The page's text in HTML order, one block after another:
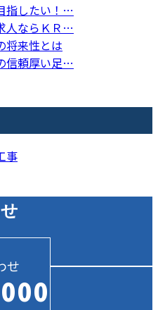
指したい！…
人ならＫＲ…
将来性とは
信頼厚い足…
事
せ